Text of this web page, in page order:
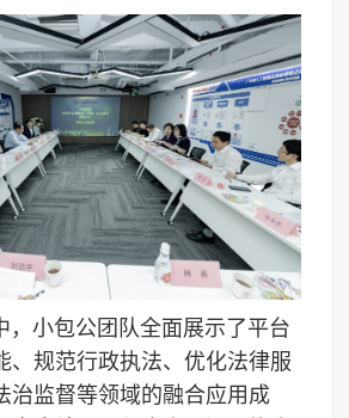
小包公团队全面展示了平台
、规范行政执法、优化法律服
治监督等领域的融合应用成